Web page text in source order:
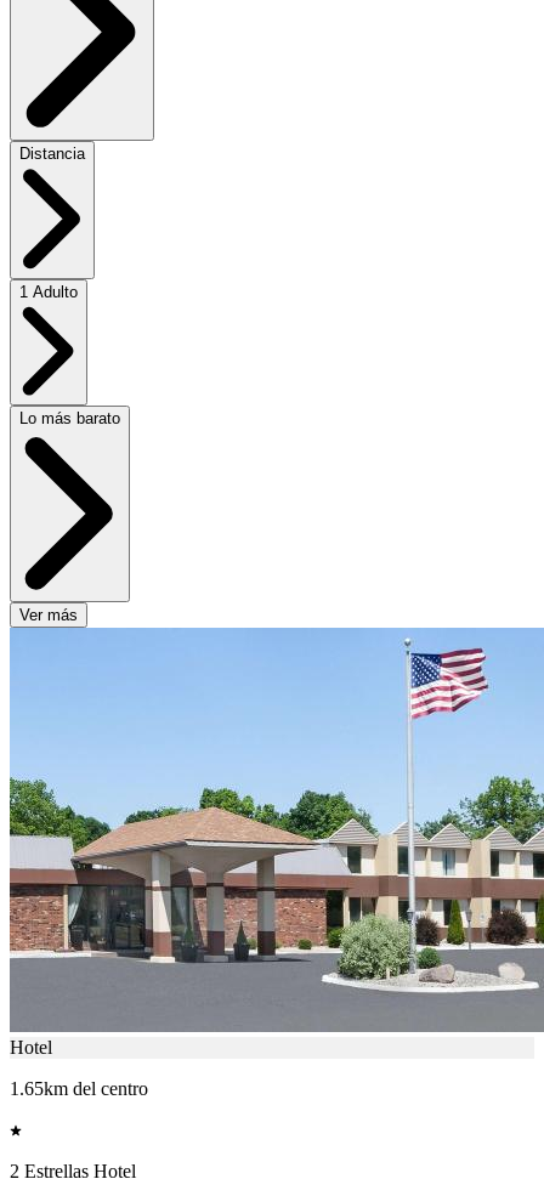
Distancia
1 Adulto
Lo más barato
Ver más
Hotel
1.65km del centro
2 Estrellas Hotel